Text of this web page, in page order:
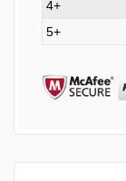
4+
5+